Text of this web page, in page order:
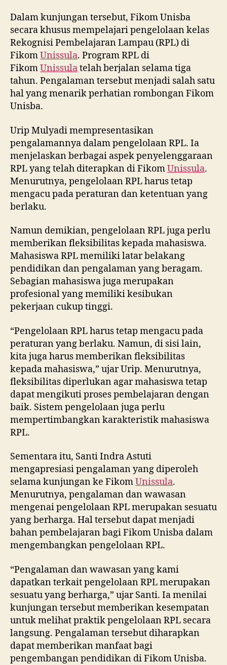
Dalam kunjungan tersebut, Fikom Unisba
secara khusus mempelajari pengelolaan kelas
Rekognisi Pembelajaran Lampau (RPL) di
FikomUnissula. Program RPL di
FikomUnissulatelah berjalan selama tiga
tahun. Pengalaman tersebut menjadi salah satu
hal yang menarik perhatian rombongan Fikom
Unisba.
Urip Mulyadi mempresentasikan
pengalamannya dalam pengelolaan RPL. Ia
menjelaskan berbagai aspek penyelenggaraan
RPL yang telah diterapkan di FikomUnissula.
Menurutnya, pengelolaan RPL harus tetap
mengacu pada peraturan dan ketentuan yang
berlaku.
Namun demikian, pengelolaan RPL juga perlu
memberikan fleksibilitas kepada mahasiswa.
Mahasiswa RPL memiliki latar belakang
pendidikan dan pengalaman yang beragam.
Sebagian mahasiswa juga merupakan
profesional yang memiliki kesibukan
pekerjaan cukup tinggi.
“Pengelolaan RPL harus tetap mengacu pada
peraturan yang berlaku. Namun, di sisi lain,
kita juga harus memberikan fleksibilitas
kepada mahasiswa,” ujar Urip. Menurutnya,
fleksibilitas diperlukan agar mahasiswa tetap
dapat mengikuti proses pembelajaran dengan
baik. Sistem pengelolaan juga perlu
mempertimbangkan karakteristik mahasiswa
RPL.
Sementara itu, Santi Indra Astuti
mengapresiasi pengalaman yang diperoleh
selama kunjungan ke FikomUnissula.
Menurutnya, pengalaman dan wawasan
mengenai pengelolaan RPL merupakan sesuatu
yang berharga. Hal tersebut dapat menjadi
bahan pembelajaran bagi Fikom Unisba dalam
mengembangkan pengelolaan RPL.
“Pengalaman dan wawasan yang kami
dapatkan terkait pengelolaan RPL merupakan
sesuatu yang berharga,” ujar Santi. Ia menilai
kunjungan tersebut memberikan kesempatan
untuk melihat praktik pengelolaan RPL secara
langsung. Pengalaman tersebut diharapkan
dapat memberikan manfaat bagi
pengembangan pendidikan di Fikom Unisba.